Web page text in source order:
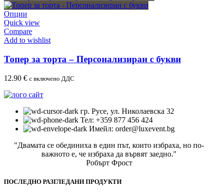
Опции
Quick view
Compare
Add to wishlist
Топер за торта – Персонализиран с букви
12.90 € с включено ДДС
гр. Русе, ул. Николаевска 32
Тел: +359 877 456 424
Имейл: order@luxevent.bg
"Двамата се обединиха в един път, които избраха, но по-
важното е, че избраха да вървят заедно."
Робърт Фрост
ПОСЛЕДНО РАЗГЛЕДАНИ ПРОДУКТИ